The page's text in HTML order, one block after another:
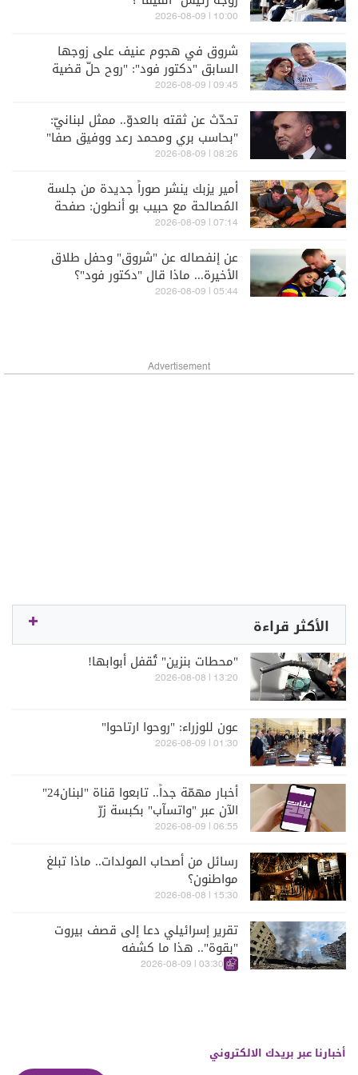
10:00 | 2026-08-09
شروق في هجوم عنيف على زوجها
السابق "دكتور فود": "روح حلّ قضية
المؤبد يلي عليك"
09:45 | 2026-08-09
تحدّث عن ثقته بالعدوّ.. ممثل لبنانيّ:
"بحاسب بري ومحمد رعد ووفيق صفا"
وهذه رسالتي لشباب "الحزب"
08:26 | 2026-08-09
أمير يزبك ينشر صوراً جديدة من جلسة
المُصالحة مع حبيب بو أنطون: صفحة
الخلاف طُوِيَت إلى غير رجعة
07:14 | 2026-08-09
عن إنفصاله عن "شروق" وحفل طلاق
الأخيرة... ماذا قال "دكتور فود"؟
05:44 | 2026-08-09
Advertisement
الأكثر قراءة
"محطات بنزين" تُقفل أبوابها!
13:20 | 2026-08-08
عون للوزراء: "روحوا ارتاحوا"
01:30 | 2026-08-09
أخبار مهمّة جداً.. تابعوا قناة "لبنان24"
الآن عبر "واتسآب" بكبسة زرّ
06:55 | 2026-08-09
رسائل من أصحاب المولدات.. ماذا تبلغ
مواطنون؟
15:30 | 2026-08-08
تقرير إسرائيلي دعا إلى قصف بيروت
"بقوة".. هذا ما كشفه
03:30 | 2026-08-09
أخبارنا عبر بريدك الالكتروني